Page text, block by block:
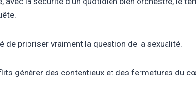
de prioriser vraiment la question de la sexualité.
générer des contentieux et des fermetures du